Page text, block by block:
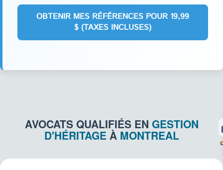
AVOCATS QUALIFIÉS EN GESTION
D'HÉRITAGE À MONTREAL